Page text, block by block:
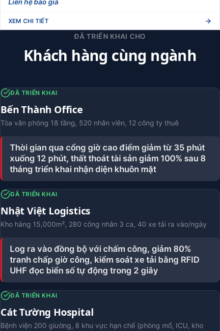
Liên hệ báo giá
XEM CHI TIẾT
ĐÃ TRIỂN KHAI CHO
Khách hàng cùng ngành
ĐÃ TRIỂN KHAI
Bến Thành Office
Tòa văn phòng 18 tầng, 520 nhân viên, 12 công ty thuê
Thời gian qua cổng giờ cao điểm giảm từ 35 phút
xuống 12 phút, thất thoát tài sản giảm 100% sau 8
tháng triển khai nhận diện khuôn mặt
ĐÃ TRIỂN KHAI
Nhật Việt Logistics
Kho hàng 15,000m², 280 công nhân 3 ca, 40 xe tải ra vào/ngày
Log ra vào đồng bộ với chấm công, giảm 80%
tranh chấp giờ công, kiểm soát xe tải bằng RFID
UHF đọc biển số tự động trong 2 giây
ĐÃ TRIỂN KHAI
Cát Tường Hospital
Bệnh viện 200 giường, 8 khu vực hạn chế (phòng mổ, ICU, kho